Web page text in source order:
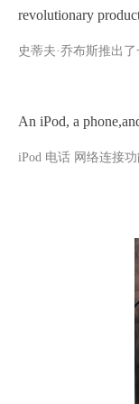
revolutionary
史蒂夫·乔布斯推出
An iPod, a
iPod 电话 网络连接